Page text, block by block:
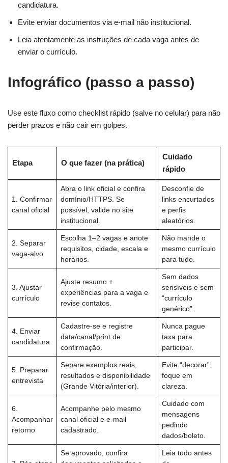
candidatura.
Evite enviar documentos via e-mail não institucional.
Leia atentamente as instruções de cada vaga antes de
enviar o currículo.
Infográfico (passo a passo)
Use este fluxo como checklist rápido (salve no celular) para não
perder prazos e não cair em golpes.
Etapa O que fazer (na prática)
Cuidado
rápido
1. Confirmar
canal oficial
Abra o link oficial e confira
domínio/HTTPS. Se
possível, valide no site
institucional.
Desconfie de
links encurtados
e perfis
aleatórios.
2. Separar
vaga-alvo
Escolha 1–2 vagas e anote
requisitos, cidade, escala e
horários.
Não mande o
mesmo currículo
para tudo.
3. Ajustar
currículo
Ajuste resumo +
experiências para a vaga e
revise contatos.
Sem dados
sensíveis e sem
“currículo
genérico”.
4. Enviar
candidatura
Cadastre-se e registre
data/canal/print de
confirmação.
Nunca pague
taxa para
participar.
5. Preparar
entrevista
Separe exemplos reais,
resultados e disponibilidade
(Grande Vitória/interior).
Evite “decorar”;
foque em
clareza.
6.
Acompanhar
retorno
Acompanhe pelo mesmo
canal oficial e e-mail
cadastrado.
Cuidado com
mensagens
pedindo
dados/boleto.
Se aprovado, confira
Leia tudo antes